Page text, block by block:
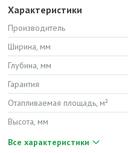
Характеристики
Производитель
Ширина, мм
Глубина, мм
Гарантия
Отапливаемая площадь, м²
Высота, мм
Все характеристики